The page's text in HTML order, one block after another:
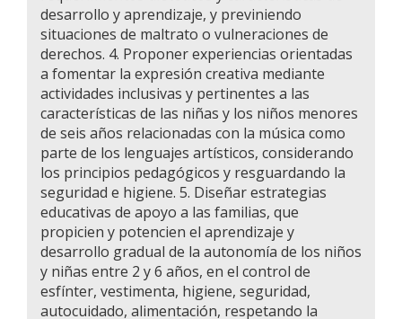
desarrollo y aprendizaje, y previniendo
situaciones de maltrato o vulneraciones de
derechos. 4. Proponer experiencias orientadas
a fomentar la expresión creativa mediante
actividades inclusivas y pertinentes a las
características de las niñas y los niños menores
de seis años relacionadas con la música como
parte de los lenguajes artísticos, considerando
los principios pedagógicos y resguardando la
seguridad e higiene. 5. Diseñar estrategias
educativas de apoyo a las familias, que
propicien y potencien el aprendizaje y
desarrollo gradual de la autonomía de los niños
y niñas entre 2 y 6 años, en el control de
esfínter, vestimenta, higiene, seguridad,
autocuidado, alimentación, respetando la